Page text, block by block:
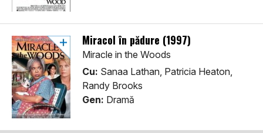
Miracol în pădure (1997)
Miracle in the Woods
Cu: Sanaa Lathan, Patricia Heaton,
Randy Brooks
Gen: Dramă